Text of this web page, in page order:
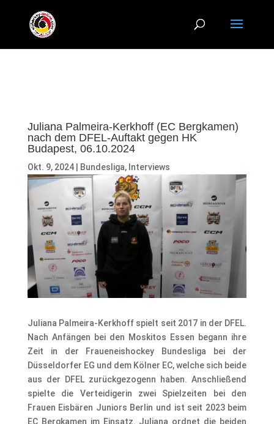
Juliana Palmeira-Kerkhoff (EC Bergkamen)
nach dem DFEL-Auftakt gegen HK
Budapest, 06.10.2024
Okt. 9, 2024| Bundesliga, Interviews
Juliana Palmeira-Kerkhoff spielt seit 2017 in der DFEL.
Nach Anfängen bei den Moskitos Essen begann ihre
Zeit in der Fraueneishockey Bundesliga bei der
Düsseldorfer EG und dem Kölner EC, welche sich beide
aus der DFEL zurückgezogenn haben. Anschließend
spielte die Verteidigerin zwei Spielzeiten bei den
Frauen Eisbären Juniors Berlin und ist seit 2023 beim
EC Bergkamen im Einsatz. Juliana ordnet die beiden